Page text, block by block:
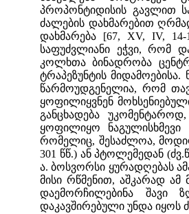
პროპონტიდისის გავლით
ძალების დახმარებით
დახმარება [67, XV, IV,
საფუძვლიანი ეჭვი, რომ
კოლხთა ბინადრობა
ტრაპეზუნტის
წარმოუდგენელია, რომ
ყოფილიყვნენ
განცხადება
ყოფილიყო ნაგულისხმევი
რომელიც, შესაძლოა,
301 წწ.) ან პტოლემედან
ა. ბოსვორსი ყურადღებას
მისი რწმენით, აშკარად
დაემორჩილებინა შავი
დაკავშირებული უნდა იყოს